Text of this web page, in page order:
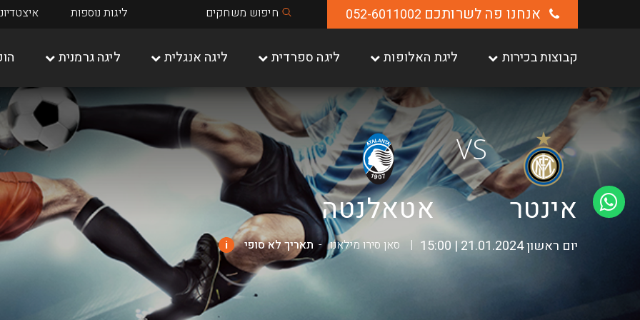
אנחנו פה לשרותכם 052-6011002 חיפוש משחקים ליגות נוספות
קבוצות בכירות ליגת האלופות ליגה ספרדית ליגה אנגלית ליגה גרמנית
אינטר
VS
אטאלנטה
יום ראשון 21.01.2024 | 15:00 סאן סירו מילאנו תאריך לא סופי i